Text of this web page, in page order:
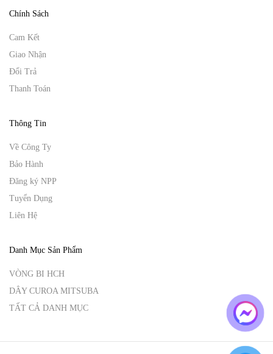
Chính Sách
Cam Kết
Giao Nhận
Đổi Trả
Thanh Toán
Thông Tin
Về Công Ty
Bảo Hành
Đăng ký NPP
Tuyển Dụng
Liên Hệ
Danh Mục Sản Phẩm
VÒNG BI HCH
DÂY CUROA MITSUBA
TẤT CẢ DANH MỤC